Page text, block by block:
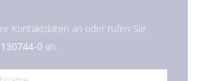
Kontaktdaten an oder rufen Sie
0 an.